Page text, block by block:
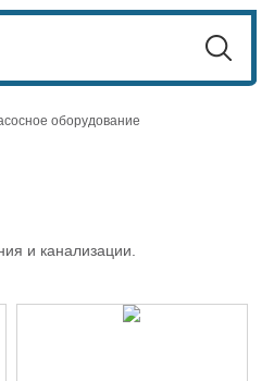
оборудование
и канализации.